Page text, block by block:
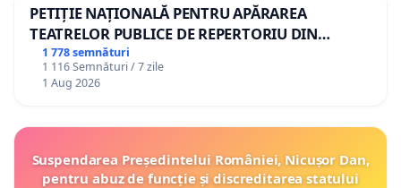
PETIȚIE NAȚIONALĂ PENTRU APĂRAREA
TEATRELOR PUBLICE DE REPERTORIU DIN
ROMÂNIA
1 778 semnături
1 116 Semnături / 7 zile
1 Aug 2026
Suspendarea Președintelui României, Nicușor Dan,
pentru abuz de funcție și discreditarea statului